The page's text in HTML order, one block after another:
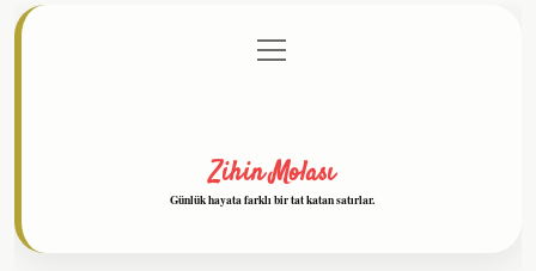
Gizlilik Politikası
menüyü
aç
Zihin Molası
Günlük hayata farklı bir tat katan satırlar.